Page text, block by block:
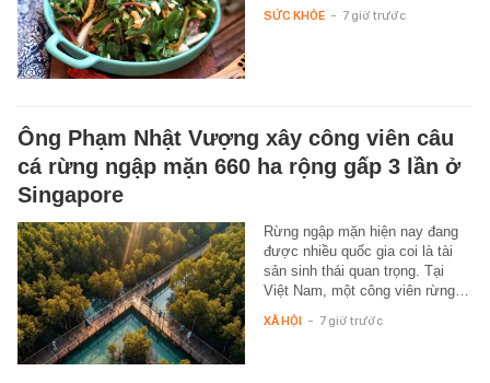
SỨC KHỎE - 7 giờ trước
Ông Phạm Nhật Vượng xây công viên câu
cá rừng ngập mặn 660 ha rộng gấp 3 lần ở
Singapore
Rừng ngập mặn hiện nay đang
được nhiều quốc gia coi là tài
sản sinh thái quan trọng. Tại
Việt Nam, một công viên rừng…
XÃ HỘI - 7 giờ trước